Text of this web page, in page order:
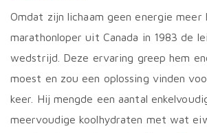
Omdat zijn lichaam geen energie meer
marathonloper uit Canada in 1983 de
wedstrijd. Deze ervaring greep hem
moest en zou een oplossing vinden
keer. Hij mengde een aantal
meervoudige koolhydraten met wat